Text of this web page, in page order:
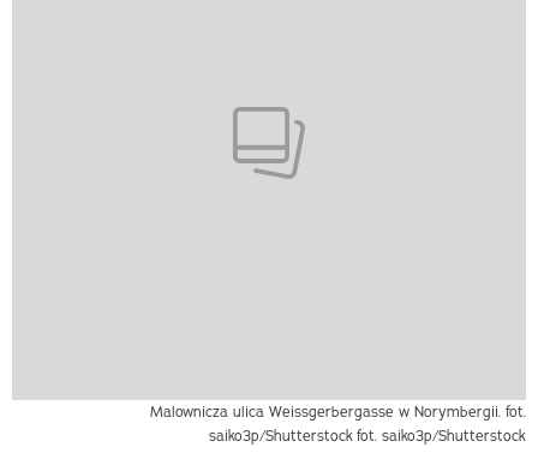
Malownicza ulica Weissgerbergasse w Norymbergii. fot.
saiko3p/Shutterstock fot. saiko3p/Shutterstock